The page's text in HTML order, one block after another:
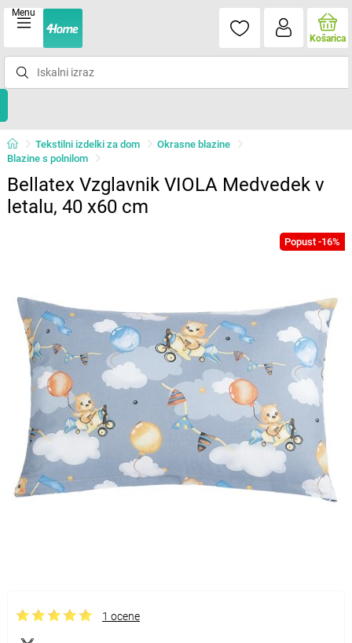
Menu
Košarica
Tekstilni izdelki za dom
Okrasne blazine
Blazine s polnilom
Bellatex Vzglavnik VIOLA Medvedek v
letalu, 40 x60 cm
Popust -16%
1 ocene